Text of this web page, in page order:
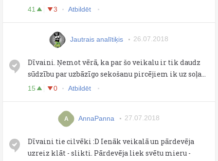
41 3 Atbildēt
Jautrais analītiķis 26.07.2018
Dīvaini. Ņemot vērā, ka par šo veikalu ir tik daudz
sūdzību par uzbāzīgo sekošanu pircējiem ik uz soļa...
15 0 Atbildēt
A AnnaPanna 27.07.2018
Dīvaini tie cilvēki :D Ienāk veikalā un pārdevēja
uzreiz klāt - slikti. Pārdevēja liek svētu mieru -